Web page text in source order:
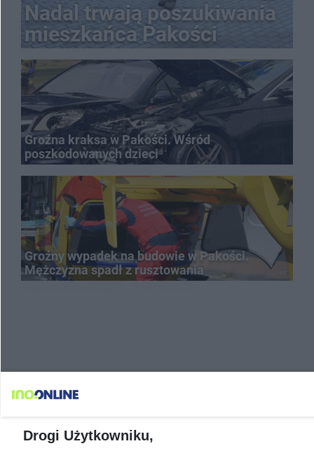
Nadal trwają poszukiwania
mieszkańca Pakości
Groźna kraksa w Pakości. Wśród
poszkodowanych dzieci
Groźny wypadek na budowie w Pakości.
Mężczyzna spadł z rusztowania
Drogi Użytkowniku,